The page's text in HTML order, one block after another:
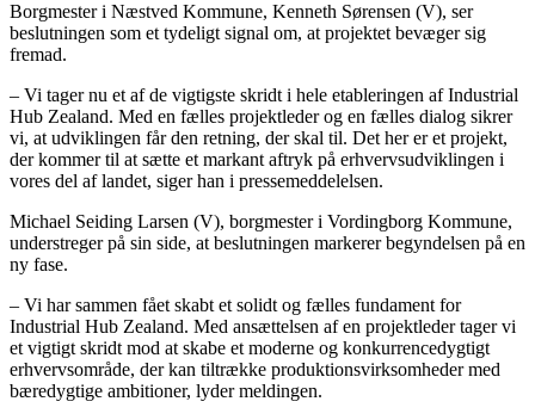
Borgmester i Næstved Kommune, Kenneth Sørensen (V), ser
beslutningen som et tydeligt signal om, at projektet bevæger sig
fremad.
– Vi tager nu et af de vigtigste skridt i hele etableringen af Industrial
Hub Zealand. Med en fælles projektleder og en fælles dialog sikrer
vi, at udviklingen får den retning, der skal til. Det her er et projekt,
der kommer til at sætte et markant aftryk på erhvervsudviklingen i
vores del af landet, siger han i pressemeddelelsen.
Michael Seiding Larsen (V), borgmester i Vordingborg Kommune,
understreger på sin side, at beslutningen markerer begyndelsen på en
ny fase.
– Vi har sammen fået skabt et solidt og fælles fundament for
Industrial Hub Zealand. Med ansættelsen af en projektleder tager vi
et vigtigt skridt mod at skabe et moderne og konkurrencedygtigt
erhvervsområde, der kan tiltrække produktionsvirksomheder med
bæredygtige ambitioner, lyder meldingen.